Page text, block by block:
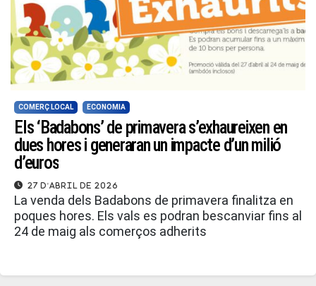
COMERÇ LOCAL ECONOMIA
Els ‘Badabons’ de primavera s’exhaureixen en
dues hores i generaran un impacte d’un milió
d’euros
27 d'abril de 2026
La venda dels Badabons de primavera finalitza en
poques hores. Els vals es podran bescanviar fins al
24 de maig als comerços adherits